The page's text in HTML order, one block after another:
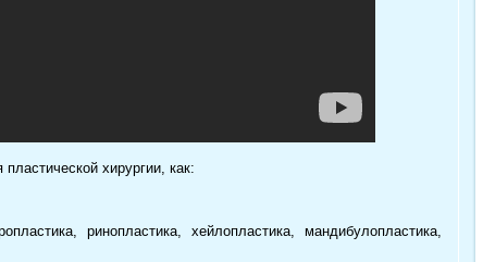
хирургии, как:
ринопластика, хейлопластика, мандибулопластика,